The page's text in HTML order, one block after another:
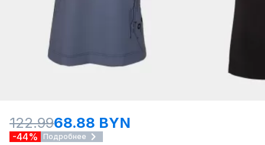
122.9968.88 BYN
-44% Подробнее